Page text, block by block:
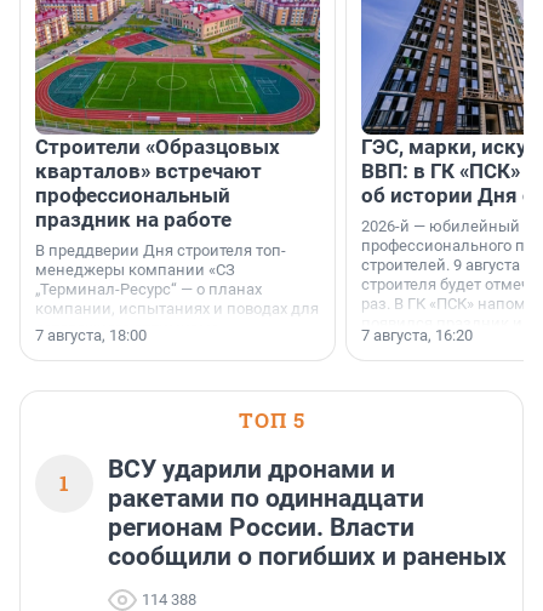
Строители «Образцовых
кварталов» встречают
профессиональный
праздник на работе
В преддверии Дня строителя топ-
менеджеры компании «СЗ
„Терминал-Ресурс“ — о планах
компании, испытаниях и поводах для
осторожного оптимизма.
7 августа, 18:00
ГЭС, марки,
ВВП: в ГК «ПСК»
об истории Дня
2026-й — юбилейный
профессионального
строителей. 9 августа
строителя будет
раз. В ГК «ПСК»
поменялась роль
7 августа, 16:20
ТОП 5
1
ВСУ ударили дронами и
ракетами по одиннадцати
регионам России. Власти
сообщили о погибших и раненых
114 388